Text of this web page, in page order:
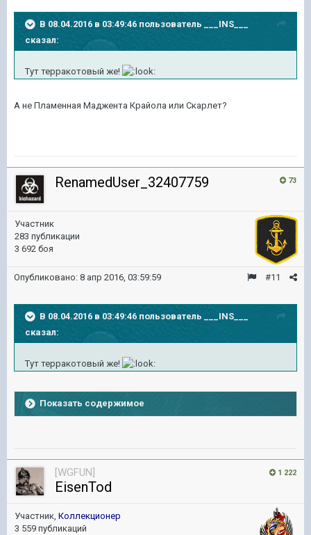
В 08.04.2016 в 03:49:46 пользователь ___INS___
сказал:
Тут терракотовый же!
А не Пламенная Маджента Крайола или Скарлет?
73
RenamedUser_32407759
Участник
283 публикации
3 692 боя
#11
Опубликовано: 8 апр 2016, 03:59:59
В 08.04.2016 в 03:49:46 пользователь ___INS___
сказал:
Тут терракотовый же!
Показать содержимое
1 222
[WGFUN]
EisenTod
Участник, Коллекционер
3 559 публикаций